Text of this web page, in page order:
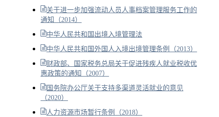
关于进一步加强流动人员人事档案管理服务工作的
通知（2014）
中华人民共和国出境入境管理法
中华人民共和国外国人入境出境管理条例（2013）
财政部、国家税务总局关于促进残疾人就业税收优
惠政策的通知（2007）
国务院办公厅关于支持多渠道灵活就业的意见
（2020）
人力资源市场暂行条例（2018）